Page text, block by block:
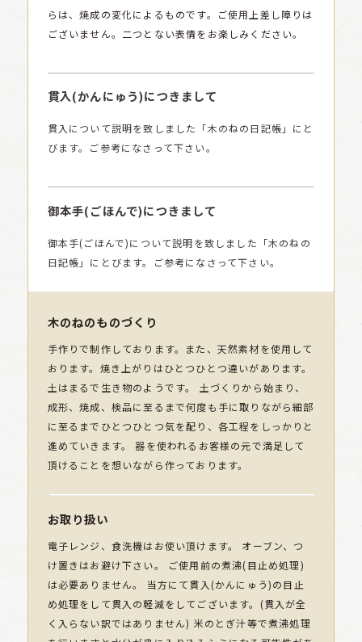
らは、焼成の変化によるものです。ご使用上差し障りは
ございません。二つとない表情をお楽しみください。
貫入(かんにゅう)につきまして
貫入について説明を致しました「木のねの日記帳」にと
びます。ご参考になさって下さい。
御本手(ごほんで)につきまして
御本手(ごほんで)について説明を致しました「木のねの
日記帳」にとびます。ご参考になさって下さい。
木のねのものづくり
手作りで制作しております。また、天然素材を使用して
おります。焼き上がりはひとつひとつ違いがあります。
土はまるで生き物のようです。 土づくりから始まり、
成形、焼成、検品に至るまで何度も手に取りながら細部
に至るまでひとつひとつ気を配り、各工程をしっかりと
進めていきます。 器を使われるお客様の元で満足して
頂けることを想いながら作っております。
お取り扱い
電子レンジ、食洗機はお使い頂けます。 オーブン、つ
け置きはお避け下さい。 ご使用前の煮沸(目止め処理)
は必要ありません。 当方にて貫入(かんにゅう)の目止
め処理をして貫入の軽減をしてございます。(貫入が全
く入らない訳ではありません) 米のとぎ汁等で煮沸処理